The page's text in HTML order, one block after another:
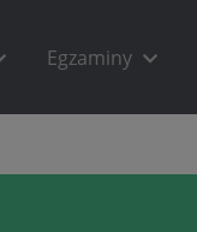
Egzaminy